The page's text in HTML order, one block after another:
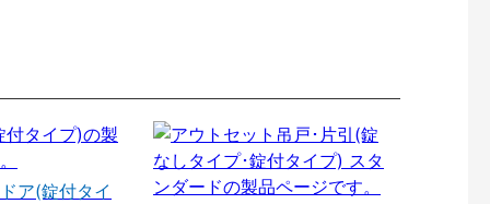
ア(錠付タイ